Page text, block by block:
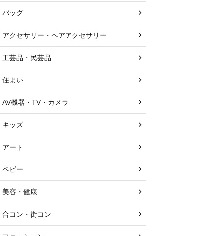
バッグ
アクセサリー・ヘアアクセサリー
工芸品・民芸品
住まい
AV機器・TV・カメラ
キッズ
アート
ベビー
美容・健康
合コン・街コン